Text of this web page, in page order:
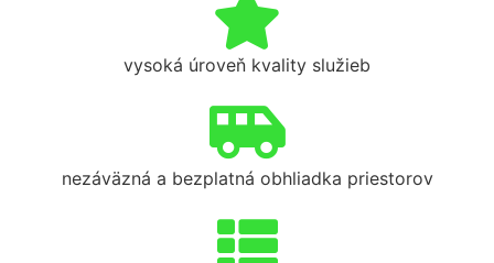
vysoká úroveň kvality služieb
nezáväzná a bezplatná obhliadka priestorov